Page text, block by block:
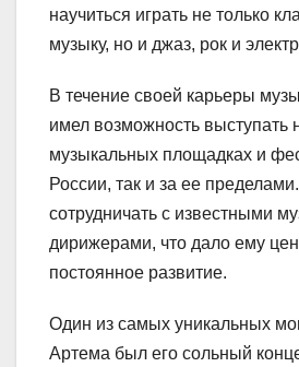
научиться играть не только
музыку, но и джаз, рок и
В течение своей карьеры
имел возможность выступать
музыкальных площадках и
России, так и за ее
сотрудничать с известными
дирижерами, что дало ему
постоянное развитие.
Один из самых уникальных
Артема был его сольный